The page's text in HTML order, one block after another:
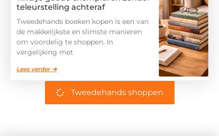
teleurstelling achteraf
Tweedehands boeken kopen is een van
de makkelijkste en slimste manieren
om voordelig te shoppen. In
vergelijking met
Lees verder ➜
Tweedehands shoppen